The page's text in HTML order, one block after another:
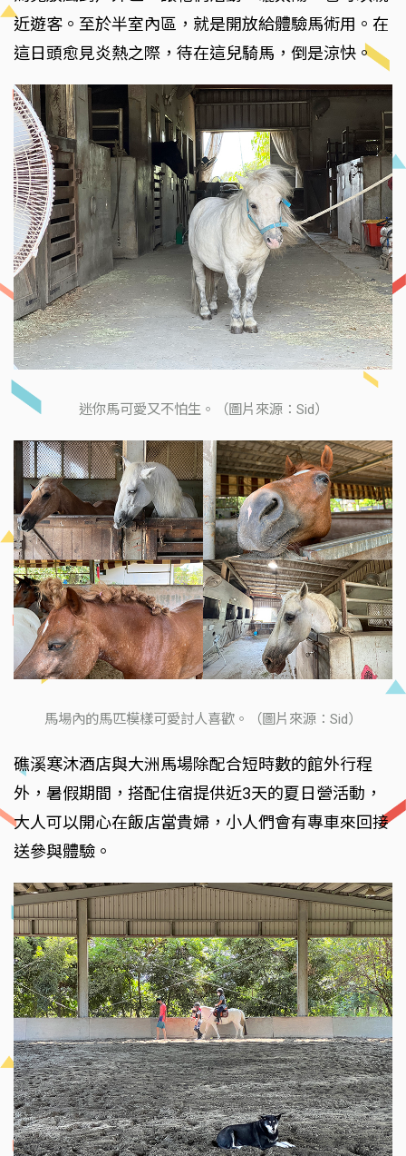
近遊客。至於半室內區，就是開放給體驗馬術用。在
這日頭愈見炎熱之際，待在這兒騎馬，倒是涼快。
迷你馬可愛又不怕生。（圖片來源：Sid）
馬場內的馬匹模樣可愛討人喜歡。（圖片來源：Sid）
礁溪寒沐酒店與大洲馬場除配合短時數的館外行程
外，暑假期間，搭配住宿提供近3天的夏日營活動，
大人可以開心在飯店當貴婦，小人們會有專車來回接
送參與體驗。